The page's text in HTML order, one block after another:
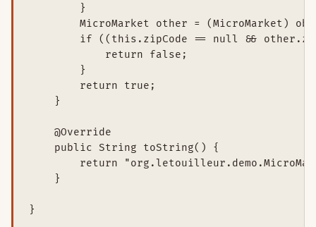
        }
MicroMarket other = (MicroMarket)
if ((this.zipCode == null &&
            return false;
        }
        return true;
    }
    @Override
    public String toString() {
return
    }
}